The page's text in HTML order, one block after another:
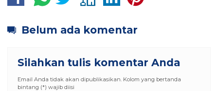
Belum ada komentar
Silahkan tulis komentar Anda
Email Anda tidak akan dipublikasikan. Kolom yang bertanda
bintang (*) wajib diisi